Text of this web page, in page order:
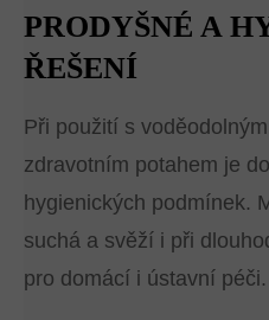
PRODYŠNÉ A
ŘEŠENÍ
Při použití s
zdravotním potahem je
hygienických podmínek.
suchá a svěží i při
pro domácí i ústavní péči.